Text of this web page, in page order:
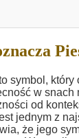
symbol, który
w snach
od
jednym z
że jego